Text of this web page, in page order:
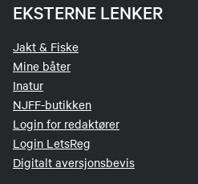
EKSTERNE LENKER
Jakt & Fiske
Mine båter
Inatur
NJFF-butikken
Login for redaktører
Login LetsReg
Digitalt aversjonsbevis